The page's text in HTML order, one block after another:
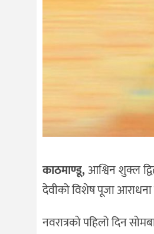
काठमाण्डू,आश्विन शुक्ल
देवीको विशेष पूजा आराधना
नवरात्रको पहिलो दिन